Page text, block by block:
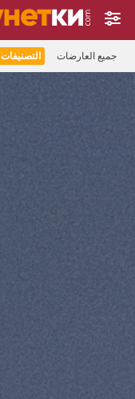
جميع العارضات التصنيفات